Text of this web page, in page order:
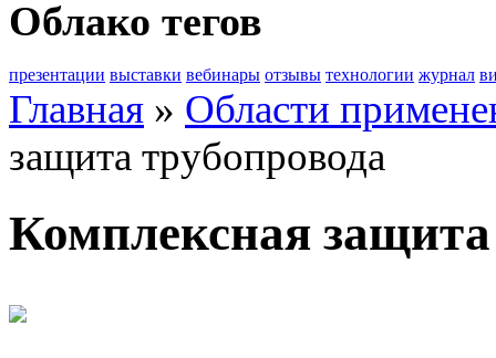
Облако тегов
презентации выставки вебинары отзывы технологии журнал
Главная » Области
защита трубопровода
Комплексная защита